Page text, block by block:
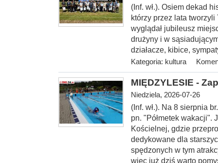
(Inf. wł.). Osiem dekad
którzy przez lata
wyglądał jubileusz
drużyny i w
działacze, kibice,
Kategoria: kultura
MIĘDZYLESIE -
Niedziela, 2026-07-26
(Inf. wł.). Na 8 sierpnia
pn. "Półmetek wakacji".
Kościelnej, gdzie
dedykowane dla
spędzonych w tym
więc już dziś warto